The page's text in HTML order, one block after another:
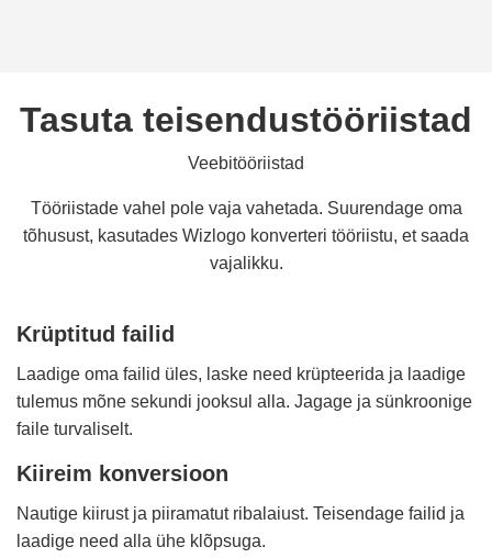
Tasuta teisendustööriistad
Veebitööriistad
Tööriistade vahel pole vaja vahetada. Suurendage oma
tõhusust, kasutades Wizlogo konverteri tööriistu, et saada
vajalikku.
Krüptitud failid
Laadige oma failid üles, laske need krüpteerida ja laadige
tulemus mõne sekundi jooksul alla. Jagage ja sünkroonige
faile turvaliselt.
Kiireim konversioon
Nautige kiirust ja piiramatut ribalaiust. Teisendage failid ja
laadige need alla ühe klõpsuga.